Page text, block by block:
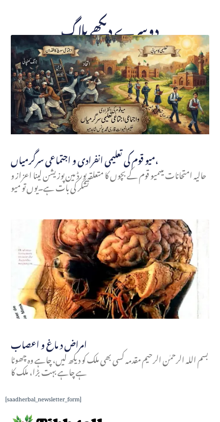
دوسرے دیکھے بلاگ
میو قوم کی تعلیمی انفرادی و اجتماعی سرگرمیاں،
حالیہ امتحانات میںمیو قوم کے بچوں کا متعلقہ بورڈ مین پوزیشن لینا اعزاز و
تشکر کی بات ہے۔یوں تو میو
امراض د ماغ و اعصاب
بسم اللہ الرحمٰن الرحیم مقدمہ کسی بھی ملک کو دیکھ لیں، چاہے وہ چھوٹا
ہے چاہے بہت بڑا، ملک کا
[saadherbal_newsletter_form]